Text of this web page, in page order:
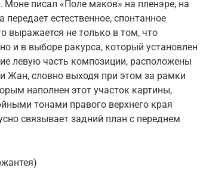
писал «Поле маков» на пленэре, на
естественное, спонтанное
выражается не только в том, что
и в выборе ракурса, который установлен
левую часть композиции, расположены
Жан, словно выходя при этом за рамки
наполнен этот участок картины,
тонами правого верхнего края
связывает задний план с переднем